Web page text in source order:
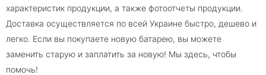
характеристик продукции, а также фотоотчеты продукции.
Доставка осуществляется по всей Украине быстро, дешево и
легко. Если вы покупаете новую батарею, вы можете
заменить старую и заплатить за новую! Мы здесь, чтобы
помочь!